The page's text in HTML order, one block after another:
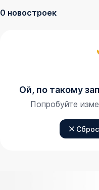
0 новостроек
Ой, по такому
Попробуйте